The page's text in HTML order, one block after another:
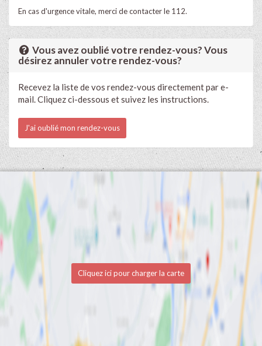
En cas d'urgence vitale, merci de contacter le 112.
Vous avez oublié votre rendez-vous? Vous
désirez annuler votre rendez-vous?
Recevez la liste de vos rendez-vous directement par e-
mail. Cliquez ci-dessous et suivez les instructions.
J'ai oublié mon rendez-vous
Cliquez ici pour charger la carte